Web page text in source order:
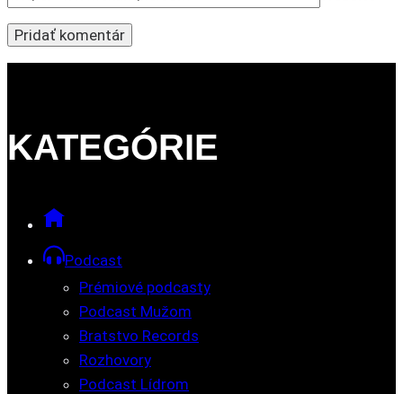
KATEGÓRIE
Podcast
Prémiové podcasty
Podcast Mužom
Bratstvo Records
Rozhovory
Podcast Lídrom